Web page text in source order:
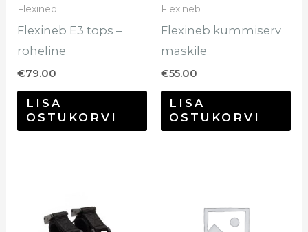
Flexineb
Flexineb E3 tops –
roheline
€79.00
LISA
OSTUKORVI
Flexineb
Flexineb kummiserv
maskile
€55.00
LISA
OSTUKORVI